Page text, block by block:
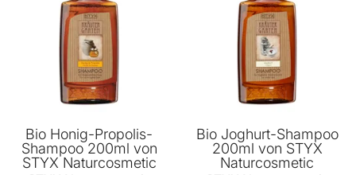
Bio Honig-Propolis-
Shampoo 200ml von
STYX Naturcosmetic
Bio Joghurt-Shampoo
200ml von STYX
Naturcosmetic